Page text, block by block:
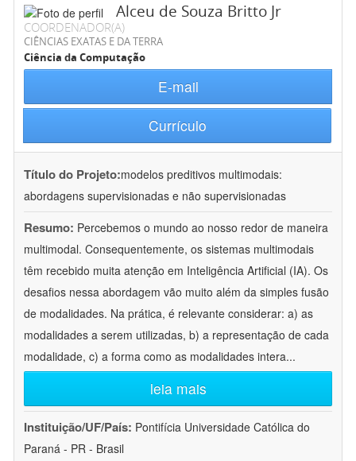
Alceu de Souza Britto Jr
COORDENADOR(A)
CIÊNCIAS EXATAS E DA TERRA
Ciência da Computação
E-mail
Currículo
Título do Projeto:modelos preditivos multimodais:
abordagens supervisionadas e não supervisionadas
Resumo: Percebemos o mundo ao nosso redor de maneira
multimodal. Consequentemente, os sistemas multimodais
têm recebido muita atenção em Inteligência Artificial (IA). Os
desafios nessa abordagem vão muito além da simples fusão
de modalidades. Na prática, é relevante considerar: a) as
modalidades a serem utilizadas, b) a representação de cada
modalidade, c) a forma como as modalidades intera...
leia mais
Instituição/UF/País: Pontifícia Universidade Católica do
Paraná - PR - Brasil